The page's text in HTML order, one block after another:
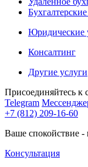
Юридические
Консалтинг
Другие услуги
Присоединяйтесь к
Telegram
+7 (812) 209-16-60
Ваше спокойствие -
Консультация